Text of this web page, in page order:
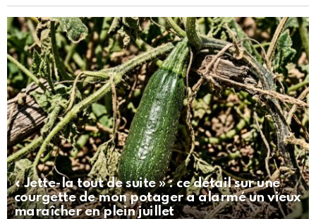
« Jette-la tout de suite » : ce détail sur une
courgette de mon potager a alarmé un vieux
maraîcher en plein juillet